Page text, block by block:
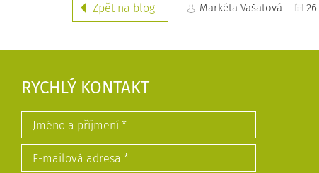
Zpět na blog Markéta Vašatová
RYCHLÝ KONTAKT